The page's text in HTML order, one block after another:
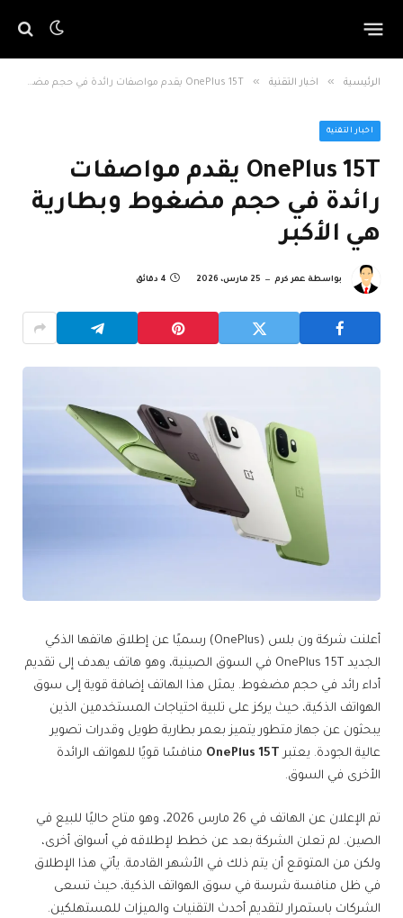
الرئيسية » اخبار التقنية » OnePlus 15T يقدم مواصفات رائدة في حجم مضغوط وبطارية هي الأكبر
اخبار التقنية
OnePlus 15T يقدم مواصفات
رائدة في حجم مضغوط وبطارية
هي الأكبر
بواسطة عمر كرم 25 مارس، 2026 4 دقائق
أعلنت شركة ون بلس (OnePlus) رسميًا عن إطلاق هاتفها الذكي
الجديد OnePlus 15T في السوق الصينية، وهو هاتف يهدف إلى تقديم
أداء رائد في حجم مضغوط. يمثل هذا الهاتف إضافة قوية إلى سوق
الهواتف الذكية، حيث يركز على تلبية احتياجات المستخدمين الذين
يبحثون عن جهاز متطور يتميز بعمر بطارية طويل وقدرات تصوير
عالية الجودة. يعتبر OnePlus 15T منافسًا قويًا للهواتف الرائدة
الأخرى في السوق.
تم الإعلان عن الهاتف في 26 مارس 2026، وهو متاح حاليًا للبيع في
الصين. لم تعلن الشركة بعد عن خطط لإطلاقه في أسواق أخرى،
ولكن من المتوقع أن يتم ذلك في الأشهر القادمة. يأتي هذا الإطلاق
في ظل منافسة شرسة في سوق الهواتف الذكية، حيث تسعى
الشركات باستمرار لتقديم أحدث التقنيات والميزات للمستهلكين.